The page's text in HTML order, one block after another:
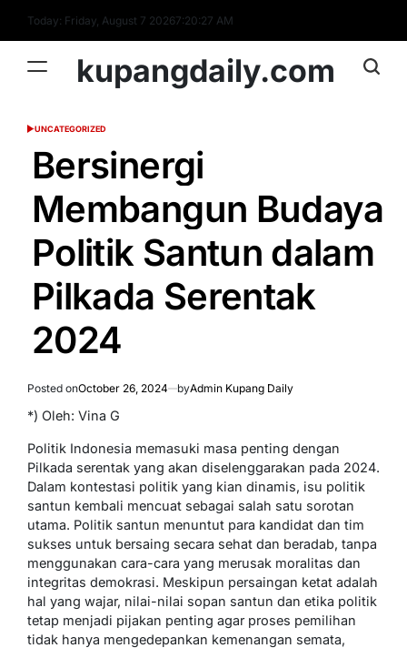
content
Today: Friday, August 7 20267:20:28 AM
kupangdaily.com
POSTED
UNCATEGORIZED
Bersinergi
Membangun Budaya
Politik Santun dalam
Pilkada Serentak
2024
Posted onOctober 26, 2024 byAdmin Kupang Daily
*) Oleh: Vina G
Politik Indonesia memasuki masa penting dengan
Pilkada serentak yang akan diselenggarakan pada 2024.
Dalam kontestasi politik yang kian dinamis, isu politik
santun kembali mencuat sebagai salah satu sorotan
utama. Politik santun menuntut para kandidat dan tim
sukses untuk bersaing secara sehat dan beradab, tanpa
menggunakan cara-cara yang merusak moralitas dan
integritas demokrasi. Meskipun persaingan ketat adalah
hal yang wajar, nilai-nilai sopan santun dan etika politik
tetap menjadi pijakan penting agar proses pemilihan
tidak hanya mengedepankan kemenangan semata,